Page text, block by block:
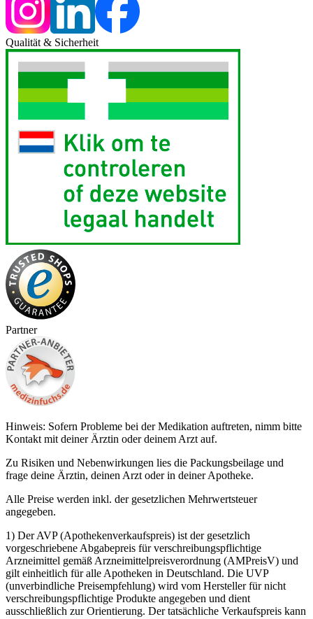
Qualität & Sicherheit
Partner
Hinweis: Sofern Probleme bei der Medikation auftreten, nimm bitte
Kontakt mit deiner Ärztin oder deinem Arzt auf.
Zu Risiken und Nebenwirkungen lies die Packungsbeilage und
frage deine Ärztin, deinen Arzt oder in deiner Apotheke.
Alle Preise werden inkl. der gesetzlichen Mehrwertsteuer
angegeben.
1) Der AVP (Apothekenverkaufspreis) ist der gesetzlich
vorgeschriebene Abgabepreis für verschreibungspflichtige
Arzneimittel gemäß Arzneimittelpreisverordnung (AMPreisV) und
gilt einheitlich für alle Apotheken in Deutschland. Die UVP
(unverbindliche Preisempfehlung) wird vom Hersteller für nicht
verschreibungspflichtige Produkte angegeben und dient
ausschließlich zur Orientierung. Der tatsächliche Verkaufspreis kann